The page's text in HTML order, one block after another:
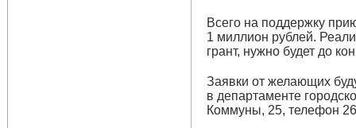
Всего на поддержку
1 миллион рублей.
грант, нужно будет до
Заявки от желающих
в департаменте
Коммуны, 25, телефон